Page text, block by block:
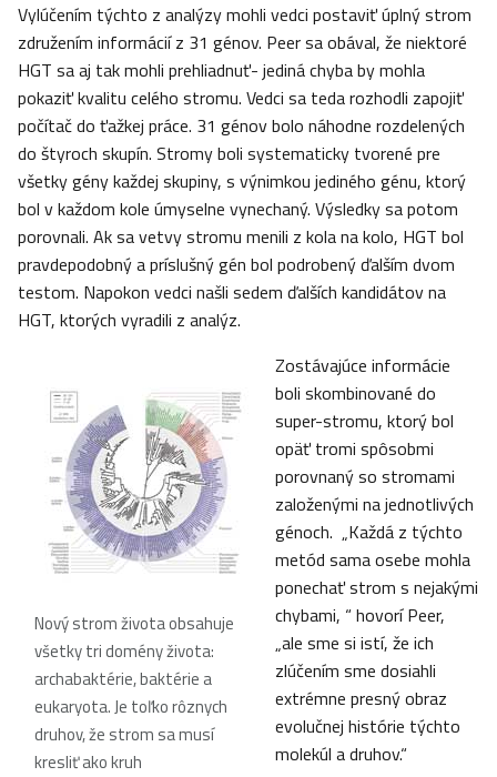
Vylúčením týchto z analýzy mohli vedci postaviť úplný strom
združením informácií z 31 génov. Peer sa obával, že niektoré
HGT sa aj tak mohli prehliadnuť- jediná chyba by mohla
pokaziť kvalitu celého stromu. Vedci sa teda rozhodli zapojiť
počítač do ťažkej práce. 31 génov bolo náhodne rozdelených
do štyroch skupín. Stromy boli systematicky tvorené pre
všetky gény každej skupiny, s výnimkou jediného génu, ktorý
bol v každom kole úmyselne vynechaný. Výsledky sa potom
porovnali. Ak sa vetvy stromu menili z kola na kolo, HGT bol
pravdepodobný a príslušný gén bol podrobený ďalším dvom
testom. Napokon vedci našli sedem ďalších kandidátov na
HGT, ktorých vyradili z analýz.
Nový strom života obsahuje
všetky tri domény života:
archabaktérie, baktérie a
eukaryota. Je toľko rôznych
druhov, že strom sa musí
kresliť ako kruh
Zostávajúce informácie
boli skombinované do
super-stromu, ktorý bol
opäť tromi spôsobmi
porovnaný so stromami
založenými na jednotlivých
génoch. „Každá z týchto
metód sama osebe mohla
ponechať strom s nejakými
chybami, “ hovorí Peer,
„ale sme si istí, že ich
zlúčením sme dosiahli
extrémne presný obraz
evolučnej histórie týchto
molekúl a druhov.“